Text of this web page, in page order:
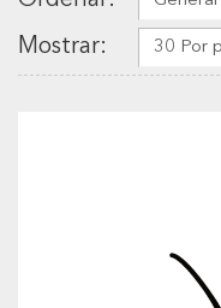
Mostrar: 30 Por